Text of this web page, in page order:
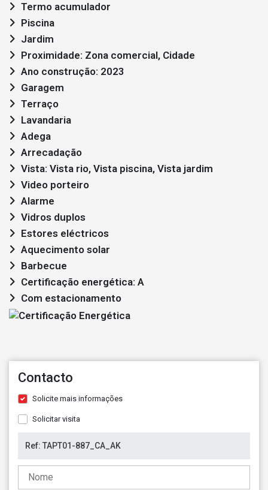
Termo acumulador
Piscina
Jardim
Proximidade: Zona comercial, Cidade
Ano construção: 2023
Garagem
Terraço
Lavandaria
Adega
Arrecadação
Vista: Vista rio, Vista piscina, Vista jardim
Video porteiro
Alarme
Vidros duplos
Estores eléctricos
Aquecimento solar
Barbecue
Certificação energética: A
Com estacionamento
Contacto
Solicite mais informações
Solicitar visita